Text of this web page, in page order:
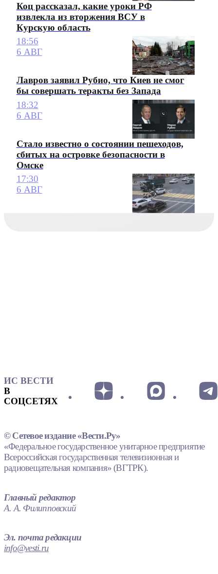
Коц рассказал, какие уроки РФ
извлекла из вторжения ВСУ в
Курскую область
18:56
6 АВГ
Лавров заявил Рубио, что Киев не смог
бы совершать теракты без Запада
18:32
6 АВГ
Стало известно о состоянии пешеходов,
сбитых на островке безопасности в
Омске
17:30
6 АВГ
ИС ВЕСТИ
В
СОЦСЕТЯХ
© Сетевое издание «Вести.Ру»
«Федеральное государственное унитарное предприятие
Всероссийская государственная телевизионная и
радиовещательная компания» (ВГТРК).
Главный редактор
А. А. Филипповский
Эл. почта редакции
info@vesti.ru